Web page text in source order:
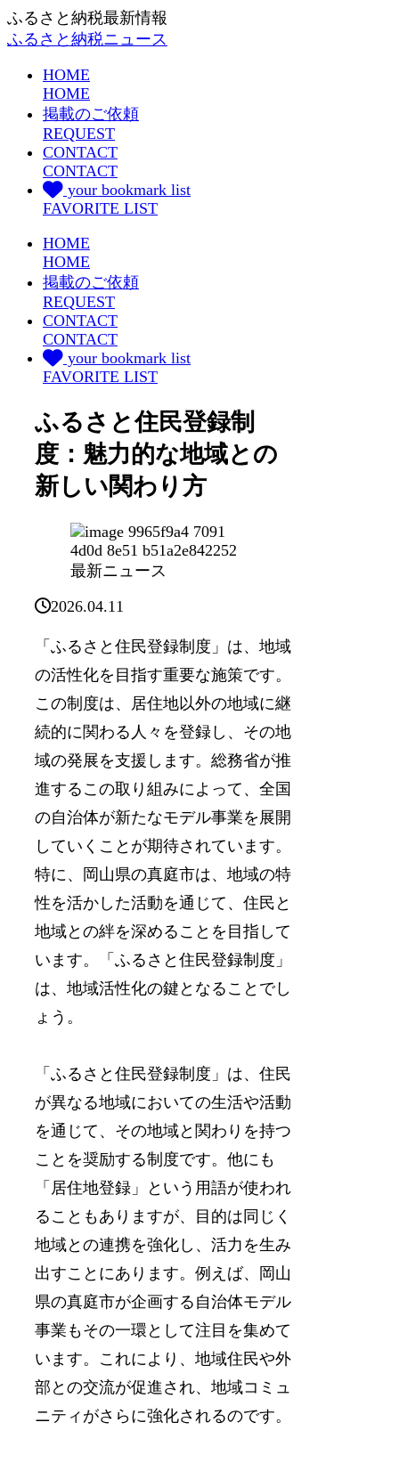
ふるさと納税最新情報
ふるさと納税ニュース
HOME
HOME
掲載のご依頼
REQUEST
CONTACT
CONTACT
your bookmark list
FAVORITE LIST
HOME
HOME
掲載のご依頼
REQUEST
CONTACT
CONTACT
your bookmark list
FAVORITE LIST
ふるさと住民登録制
度：魅力的な地域との
新しい関わり方
最新ニュース
2026.04.11
「ふるさと住民登録制度」は、地域
の活性化を目指す重要な施策です。
この制度は、居住地以外の地域に継
続的に関わる人々を登録し、その地
域の発展を支援します。総務省が推
進するこの取り組みによって、全国
の自治体が新たなモデル事業を展開
していくことが期待されています。
特に、岡山県の真庭市は、地域の特
性を活かした活動を通じて、住民と
地域との絆を深めることを目指して
います。「ふるさと住民登録制度」
は、地域活性化の鍵となることでし
ょう。
「ふるさと住民登録制度」は、住民
が異なる地域においての生活や活動
を通じて、その地域と関わりを持つ
ことを奨励する制度です。他にも
「居住地登録」という用語が使われ
ることもありますが、目的は同じく
地域との連携を強化し、活力を生み
出すことにあります。例えば、岡山
県の真庭市が企画する自治体モデル
事業もその一環として注目を集めて
います。これにより、地域住民や外
部との交流が促進され、地域コミュ
ニティがさらに強化されるのです。